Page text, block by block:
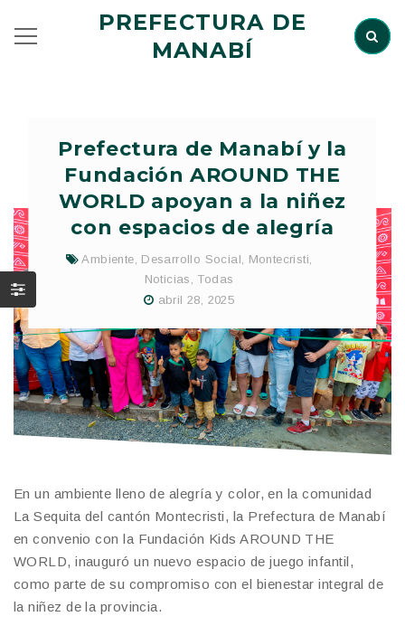
PREFECTURA DE
MANABÍ
Prefectura de Manabí y la
Fundación AROUND THE
WORLD apoyan a la niñez
con espacios de alegría
Ambiente, Desarrollo Social, Montecristi,
Noticias , Todas
abril 28, 2025
En un ambiente lleno de alegría y color, en la comunidad
La Sequita del cantón Montecristi, la Prefectura de Manabí
en convenio con la Fundación Kids AROUND THE
WORLD, inauguró un nuevo espacio de juego infantil,
como parte de su compromiso con el bienestar integral de
la niñez de la provincia.